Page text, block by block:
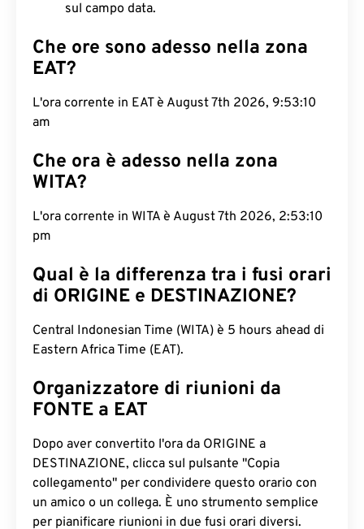
sul campo data.
Che ore sono adesso nella zona
EAT?
L'ora corrente in EAT è August 7th 2026, 9:53:11
am
Che ora è adesso nella zona
WITA?
L'ora corrente in WITA è August 7th 2026, 2:53:11
pm
Qual è la differenza tra i fusi orari
di ORIGINE e DESTINAZIONE?
Central Indonesian Time (WITA) è 5 hours ahead di
Eastern Africa Time (EAT).
Organizzatore di riunioni da
FONTE a EAT
Dopo aver convertito l'ora da ORIGINE a
DESTINAZIONE, clicca sul pulsante "Copia
collegamento" per condividere questo orario con
un amico o un collega. È uno strumento semplice
per pianificare riunioni in due fusi orari diversi.